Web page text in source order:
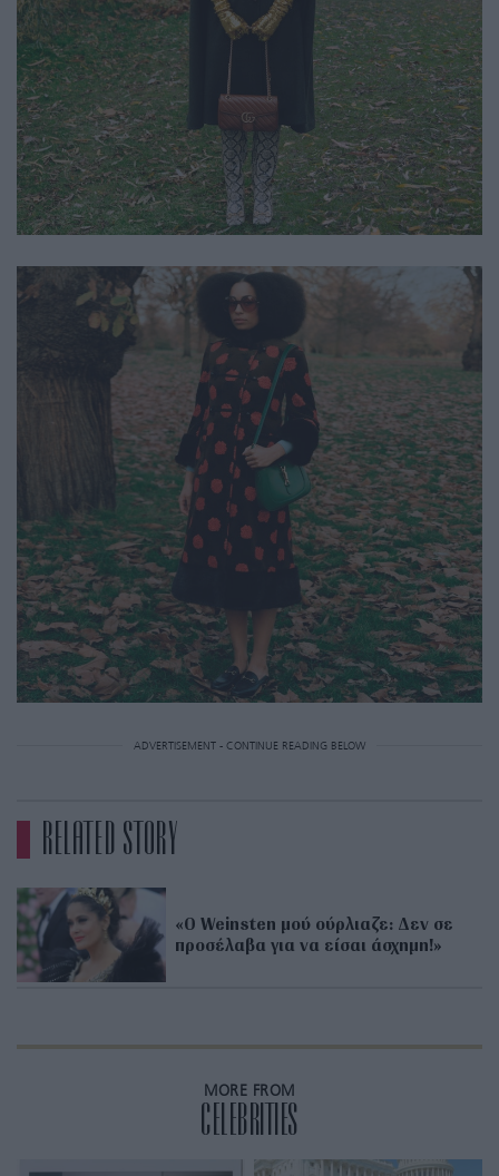
ADVERTISEMENT - CONTINUE READING BELOW
RELATED STORY
«Ο Weinsten μού ούρλιαζε: Δεν σε
προσέλαβα για να είσαι άσχημη!»
MORE FROM
CELEBRITIES